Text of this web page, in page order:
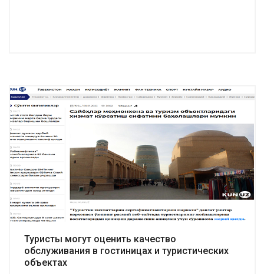
Подробнее
Туристы могут оценить качество
обслуживания в гостиницах и туристических
объектах